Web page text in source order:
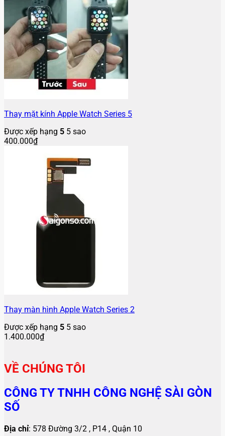
Thay mặt kính Apple Watch Series 5
Được xếp hạng 5 5 sao
400.000₫
Thay màn hình Apple Watch Series 2
Được xếp hạng 5 5 sao
1.400.000₫
VỀ CHÚNG TÔI
CÔNG TY TNHH CÔNG NGHỆ SÀI GÒN
SỐ
Địa chỉ: 578 Đường 3/2 , P14 , Quận 10